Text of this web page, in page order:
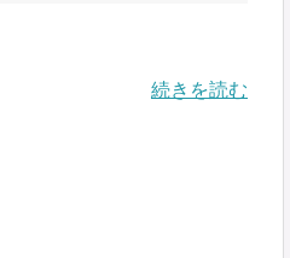
続きを読む